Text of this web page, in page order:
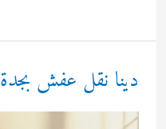
عفش
حي
اليرموك
دينا نقل عفش بجدة